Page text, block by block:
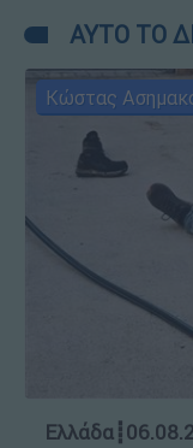
ΑΥΤΟ ΤΟ
Κώστας
Ελλάδα┋